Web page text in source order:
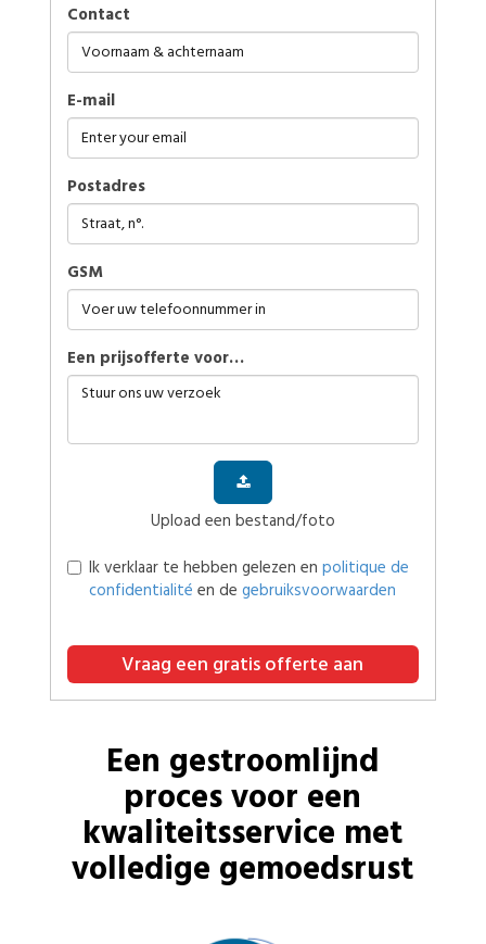
Contact
E-mail
Postadres
GSM
Een prijsofferte voor…
Upload een bestand/foto
Ik verklaar te hebben gelezen en politique de
confidentialité en de gebruiksvoorwaarden
Vraag een gratis offerte aan
Een gestroomlijnd
proces voor een
kwaliteitsservice met
volledige gemoedsrust